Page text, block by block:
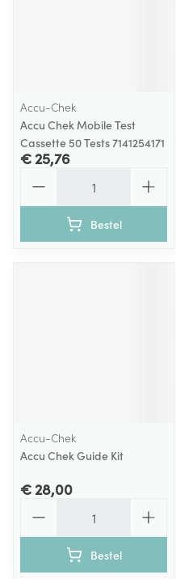
Accu-Chek
Accu Chek Mobile Test
Cassette 50 Tests 7141254171
€ 25,76
Bestel
Accu-Chek
Accu Chek Guide Kit
€ 28,00
Bestel